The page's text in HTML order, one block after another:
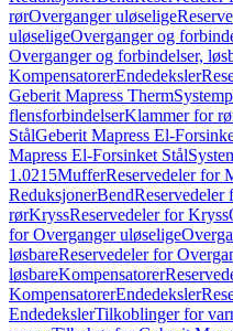
rørOverganger uløselige
uløseligeOverganger og
Overganger og forbindelser,
KompensatorerEndedeksler
Geberit Mapress Therm
flensforbindelserKlammer for
StålGeberit Mapress El-
Mapress El-Forsinket Stål
1.0215MufferReservedeler for
ReduksjonerBendReservedeler
rørKryssReservedeler for Kryss
for Overganger uløselige
løsbareReservedeler for
løsbareKompensatorer
KompensatorerEndedeksler
EndedekslerTilkoblinger for